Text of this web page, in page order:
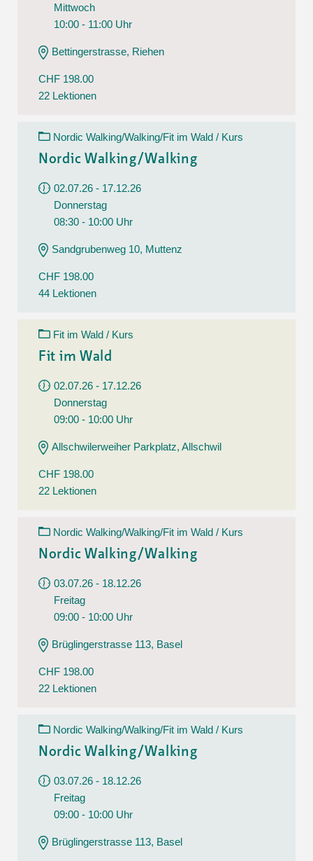
Mittwoch
10:00 - 11:00 Uhr
Bettingerstrasse, Riehen
CHF 198.00
22 Lektionen
Nordic Walking/Walking/Fit im Wald / Kurs
Nordic Walking/Walking
02.07.26 - 17.12.26
Donnerstag
08:30 - 10:00 Uhr
Sandgrubenweg 10, Muttenz
CHF 198.00
44 Lektionen
Fit im Wald / Kurs
Fit im Wald
02.07.26 - 17.12.26
Donnerstag
09:00 - 10:00 Uhr
Allschwilerweiher Parkplatz, Allschwil
CHF 198.00
22 Lektionen
Nordic Walking/Walking/Fit im Wald / Kurs
Nordic Walking/Walking
03.07.26 - 18.12.26
Freitag
09:00 - 10:00 Uhr
Brüglingerstrasse 113, Basel
CHF 198.00
22 Lektionen
Nordic Walking/Walking/Fit im Wald / Kurs
Nordic Walking/Walking
03.07.26 - 18.12.26
Freitag
09:00 - 10:00 Uhr
Brüglingerstrasse 113, Basel